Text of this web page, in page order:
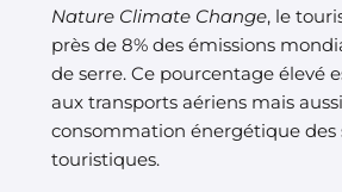
Nature Climate Change, le
près de 8% des émissions
de serre. Ce pourcentage élevé
aux transports aériens mais
consommation énergétique des
touristiques.